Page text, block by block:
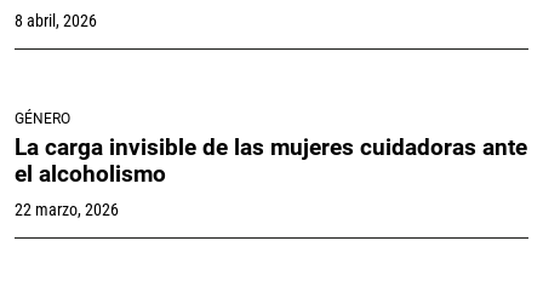
8 abril, 2026
GÉNERO
La carga invisible de las mujeres cuidadoras ante
el alcoholismo
22 marzo, 2026